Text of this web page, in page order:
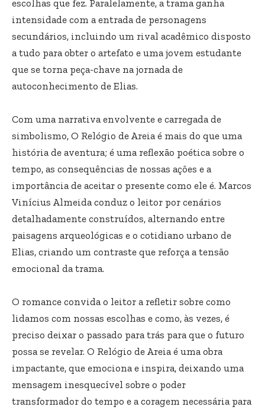
escolhas que fez. Paralelamente, a trama ganha
intensidade com a entrada de personagens
secundários, incluindo um rival acadêmico disposto
a tudo para obter o artefato e uma jovem estudante
que se torna peça-chave na jornada de
autoconhecimento de Elias.
Com uma narrativa envolvente e carregada de
simbolismo, O Relógio de Areia é mais do que uma
história de aventura; é uma reflexão poética sobre o
tempo, as consequências de nossas ações e a
importância de aceitar o presente como ele é. Marcos
Vinícius Almeida conduz o leitor por cenários
detalhadamente construídos, alternando entre
paisagens arqueológicas e o cotidiano urbano de
Elias, criando um contraste que reforça a tensão
emocional da trama.
O romance convida o leitor a refletir sobre como
lidamos com nossas escolhas e como, às vezes, é
preciso deixar o passado para trás para que o futuro
possa se revelar. O Relógio de Areia é uma obra
impactante, que emociona e inspira, deixando uma
mensagem inesquecível sobre o poder
transformador do tempo e a coragem necessária para